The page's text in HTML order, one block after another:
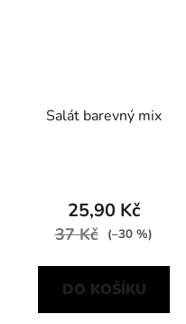
Salát barevný mix
25,90 Kč
37 Kč (–30 %)
DO KOŠÍKU